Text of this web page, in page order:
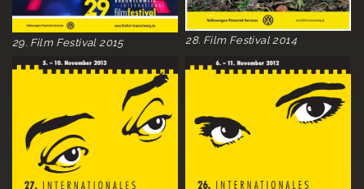
29. Film Festival 2015 28. Film Festival 2014